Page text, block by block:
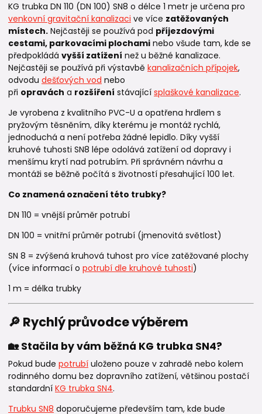
KG trubka DN 110 (DN 100) SN8 o délce 1 metr je určena pro
venkovní gravitační kanalizaci ve více zatěžovaných
místech. Nejčastěji se používá pod příjezdovými
cestami, parkovacími plochami nebo všude tam, kde se
předpokládá vyšší zatížení než u běžné kanalizace.
Nejčastěji se používá při výstavbě kanalizačních přípojek,
odvodu dešťových vod nebo
při opravách a rozšíření stávající splaškové kanalizace.
Je vyrobena z kvalitního PVC-U a opatřena hrdlem s
pryžovým těsněním, díky kterému je montáž rychlá,
jednoduchá a není potřeba žádné lepidlo. Díky vyšší
kruhové tuhosti SN8 lépe odolává zatížení od dopravy i
menšímu krytí nad potrubím. Při správném návrhu a
montáži se běžně počítá s životností přesahující 100 let.
Co znamená označení této trubky?
DN 110 = vnější průměr potrubí
DN 100 = vnitřní průměr potrubí (jmenovitá světlost)
SN 8 = zvýšená kruhová tuhost pro více zatěžované plochy
(více informací o potrubí dle kruhové tuhosti)
1 m = délka trubky
🔎 Rychlý průvodce výběrem
🏡 Stačila by vám běžná KG trubka SN4?
Pokud bude potrubí uloženo pouze v zahradě nebo kolem
rodinného domu bez dopravního zatížení, většinou postačí
standardní KG trubka SN4.
Trubku SN8 doporučujeme především tam, kde bude